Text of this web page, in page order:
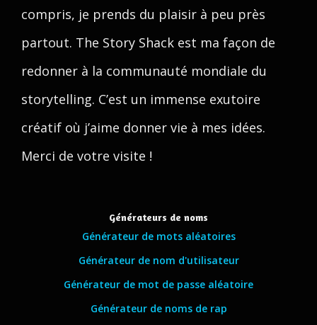
compris, je prends du plaisir à peu près
partout. The Story Shack est ma façon de
redonner à la communauté mondiale du
storytelling. C’est un immense exutoire
créatif où j’aime donner vie à mes idées.
Merci de votre visite !
Générateurs de noms
Générateur de mots aléatoires
Générateur de nom d'utilisateur
Générateur de mot de passe aléatoire
Générateur de noms de rap